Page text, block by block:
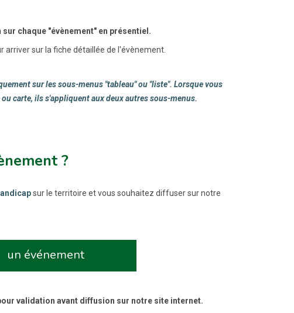
chaque "évènement" en présentiel.
sur la fiche détaillée de l'évènement.
sur les sous-menus "tableau" ou "liste". Lorsque vous
carte, ils s'appliquent aux deux autres sous-menus.
?
sur le territoire et vous souhaitez diffuser sur notre
un événement
validation avant diffusion sur notre site internet.